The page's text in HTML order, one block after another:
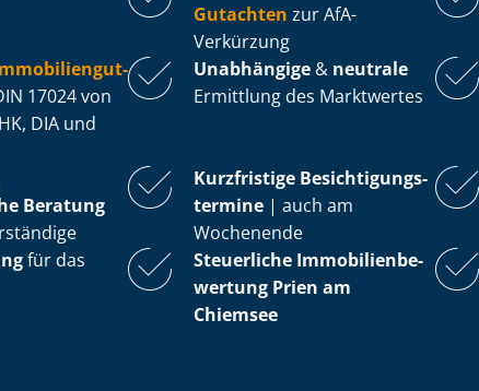
Gutachten zur AfA-
Verkürzung
17024 von
DIA und
Unabhängige & neutrale
Ermittlung des Marktwertes
Beratung
Kurzfristige Be­sich­ti­gungs­
ter­mi­ne | auch am
Wochenende
für das
Steuerliche Im­mo­bi­li­en­be­
wer­tung Prien am
Chiemsee